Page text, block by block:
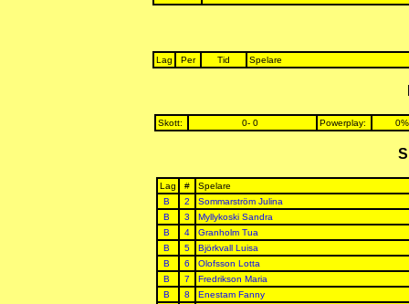
Lag Per Tid Spelare
Skott: 0- 0 Powerplay:
Lag #
Spelare
B
2
Sommarström Julina
B
3
Myllykoski Sandra
B
4
Granholm Tua
B
5
Björkvall Luisa
B
6
Olofsson Lotta
B
7
Fredrikson Maria
B
8
Enestam Fanny